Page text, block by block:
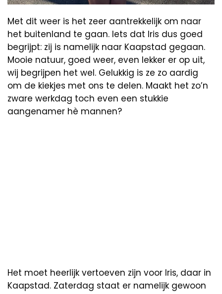
Met dit weer is het zeer aantrekkelijk om naar
het buitenland te gaan. Iets dat Iris dus goed
begrijpt: zij is namelijk naar Kaapstad gegaan.
Mooie natuur, goed weer, even lekker er op uit,
wij begrijpen het wel. Gelukkig is ze zo aardig
om de kiekjes met ons te delen. Maakt het zo’n
zware werkdag toch even een stukkie
aangenamer hè mannen?
Het moet heerlijk vertoeven zijn voor Iris, daar in
Kaapstad. Zaterdag staat er namelijk gewoon